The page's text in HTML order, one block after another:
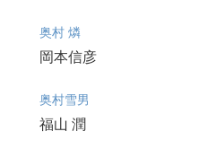
奥村 燐
岡本信彦
奥村雪男
福山 潤